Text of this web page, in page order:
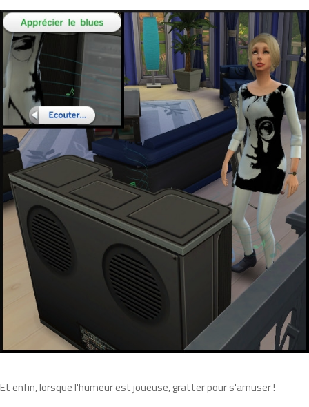
Et enfin, lorsque l'humeur est joueuse, gratter pour s'amuser !